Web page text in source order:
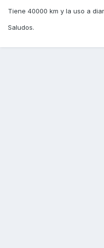
Tiene 40000 km y la uso a
Saludos.